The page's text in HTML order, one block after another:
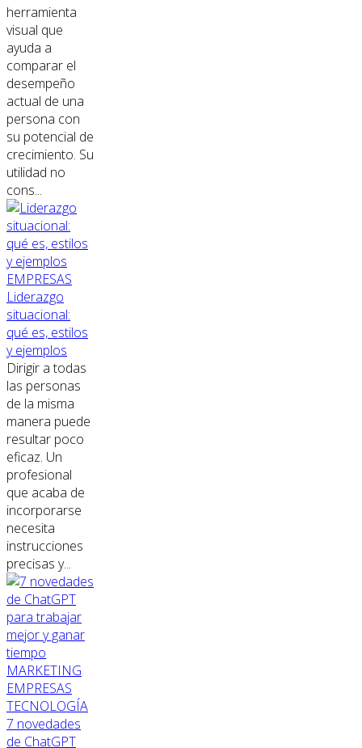
herramienta
visual que
ayuda a
comparar el
desempeño
actual de una
persona con
su potencial de
crecimiento. Su
utilidad no
cons...
EMPRESAS
Liderazgo
situacional:
qué es, estilos
y ejemplos
Dirigir a todas
las personas
de la misma
manera puede
resultar poco
eficaz. Un
profesional
que acaba de
incorporarse
necesita
instrucciones
precisas y...
MARKETING
EMPRESAS
TECNOLOGÍA
7 novedades
de ChatGPT